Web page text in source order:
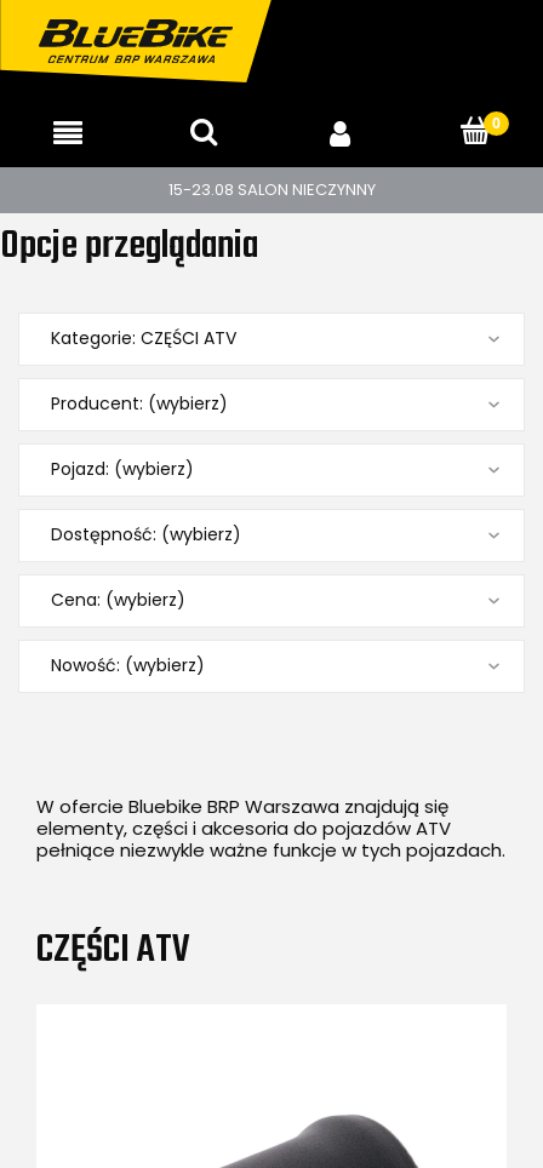
15-23.08 SALON NIECZYNNY
Opcje przeglądania
Kategorie: CZĘŚCI ATV
Producent: (wybierz)
Pojazd: (wybierz)
Dostępność: (wybierz)
Cena: (wybierz)
Nowość: (wybierz)
W ofercie Bluebike BRP Warszawa znajdują się
elementy, części i akcesoria do pojazdów ATV
pełniące niezwykle ważne funkcje w tych pojazdach.
CZĘŚCI ATV